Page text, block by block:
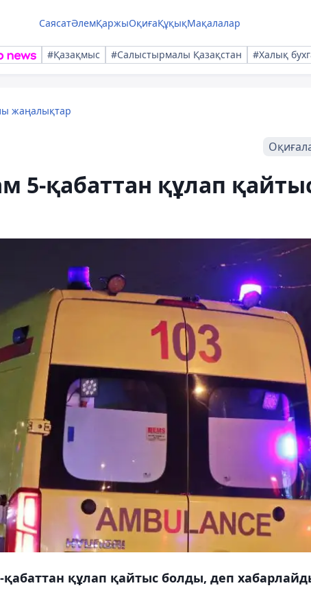
СаясатӘлемҚаржыОқиғаҚұқықМақалалар
#Қазақмыс #Салыстырмалы Қазақстан #Халық
жаңалықтар
5-қабаттан құлап
құлап қайтыс болды, деп